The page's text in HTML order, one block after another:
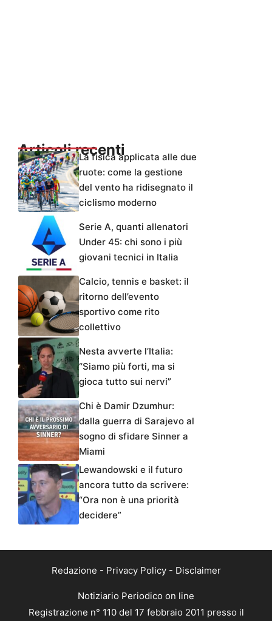
Articoli recentiLa fisica applicata alle due
ruote: come la gestione
del vento ha ridisegnato il
ciclismo moderno
Serie A, quanti allenatori
Under 45: chi sono i più
giovani tecnici in Italia
Calcio, tennis e basket: il
ritorno dell’evento
sportivo come rito
collettivo
Nesta avverte l’Italia:
“Siamo più forti, ma si
gioca tutto sui nervi”
Chi è Damir Dzumhur:
dalla guerra di Sarajevo al
sogno di sfidare Sinner a
Miami
Lewandowski e il futuro
ancora tutto da scrivere:
“Ora non è una priorità
decidere”
Redazione - Privacy Policy- Disclaimer
Notiziario Periodico on line
Registrazione n° 110 del 17 febbraio 2011 presso il